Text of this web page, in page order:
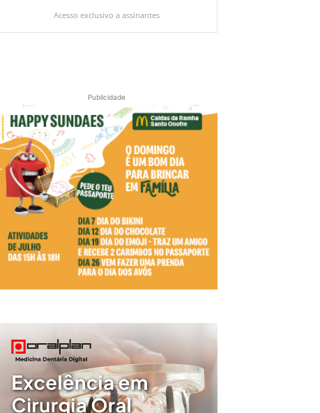
Acesso exclusivo a assinantes
Publicidade